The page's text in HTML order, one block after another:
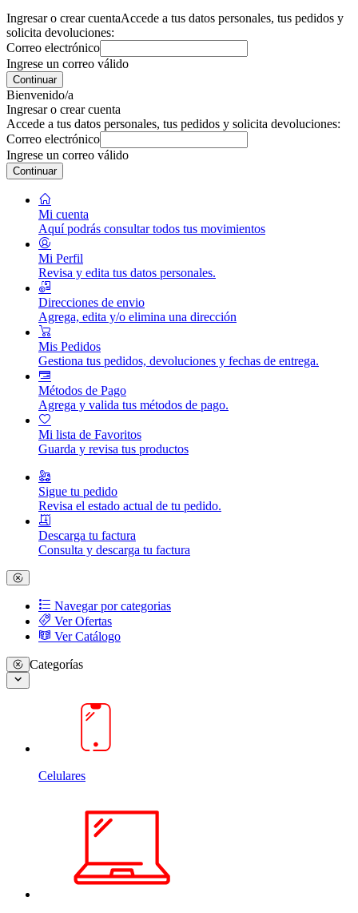
Ingresar o crear cuentaAccede a tus datos personales, tus pedidos y
solicita devoluciones:
Correo electrónico
Ingrese un correo válido
Continuar
Bienvenido/a
Ingresar o crear cuenta
Accede a tus datos personales, tus pedidos y solicita devoluciones:
Correo electrónico
Ingrese un correo válido
Continuar
Mi cuenta
Aquí podrás consultar todos tus movimientos
Mi Perfil
Revisa y edita tus datos personales.
Direcciones de envio
Agrega, edita y/o elimina una dirección
Mis Pedidos
Gestiona tus pedidos, devoluciones y fechas de entrega.
Métodos de Pago
Agrega y valida tus métodos de pago.
Mi lista de Favoritos
Guarda y revisa tus productos
Sigue tu pedido
Revisa el estado actual de tu pedido.
Descarga tu factura
Consulta y descarga tu factura
Navegar por categorias
Ver Ofertas
Ver Catálogo
Categorías
Celulares